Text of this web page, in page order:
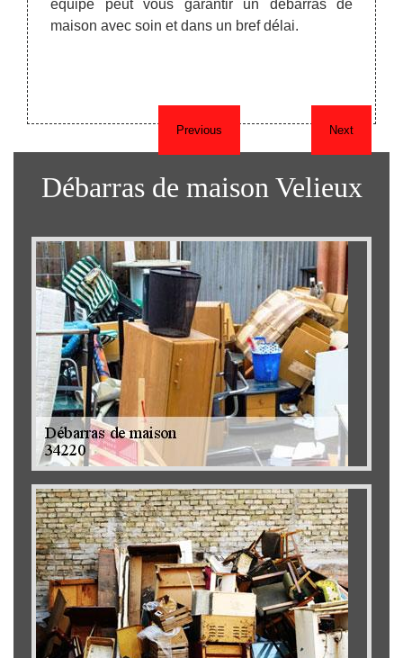
Previous
équipe peut vous garantir un débarras de
maison avec soin et dans un bref délai.
des
vous
Next
Débarras de maison Velieux